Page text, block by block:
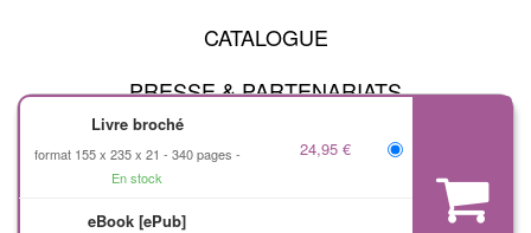
Livre broché
format 155 x 235 x 21
340 pages
En stock
24,95 €
eBook [ePub]
CATALOGUE
PRESSE & PARTENARIATS
CONDITIONS GÉNÉRALES D'UTILISATION